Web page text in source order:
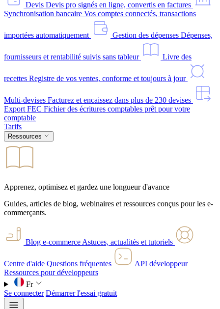
Devis Devis pro signés en ligne, convertis en factures
Synchronisation bancaire Vos comptes connectés, transactions
importées automatiquement Gestion des dépenses Dépenses,
fournisseurs et rentabilité suivis sans tableur Livre des
recettes Registre de vos ventes, conforme et toujours à jour
Multi-devises Facturez et encaissez dans plus de 230 devises
Export FEC Fichier des écritures comptables prêt pour votre
comptable
Tarifs
Ressources
Apprenez, optimisez et gardez une longueur d'avance
Guides, articles de blog, webinaires et ressources conçus pour les e-
commerçants.
Blog e-commerce Astuces, actualités et tutoriels
Centre d'aide Questions fréquentes
API développeur
Ressources pour développeurs
Fr
Se connecter Démarrer l'essai gratuit